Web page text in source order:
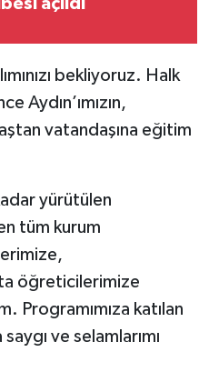
açıldı
bekliyoruz. Halk
Aydın’ımızın,
vatandaşına eğitim
yürütülen
tüm kurum
öğreticilerimize
Programımıza katılan
ve selamlarımı